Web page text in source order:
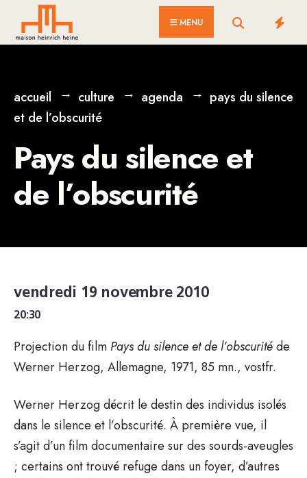
MENU
accueil culture agenda
pays du silence
et de l’obscurité
Pays du silence et
de l’obscurité
vendredi 19 novembre 2010
20:30
Projection du film Pays du silence et de l’obscuritéde
Werner Herzog, Allemagne, 1971, 85 mn., vostfr.
Werner Herzog décrit le destin des individus isolés
dans le silence et l’obscurité. À première vue, il
s’agit d’un film documentaire sur des sourds-aveugles
; certains ont trouvé refuge dans un foyer, d’autres